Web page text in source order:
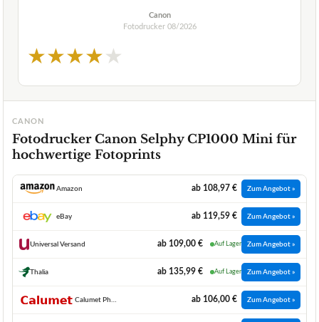
Canon
Fotodrucker 08/2026
★★★★★
CANON
Fotodrucker Canon Selphy CP1000 Mini für
hochwertige Fotoprints
Amazon ab 108,97 € Zum Angebot »
eBay ab 119,59 € Zum Angebot »
Universal Versand ab 109,00 € Auf Lager Zum Angebot »
Thalia ab 135,99 € Auf Lager Zum Angebot »
ab 106,00 € Zum Angebot »